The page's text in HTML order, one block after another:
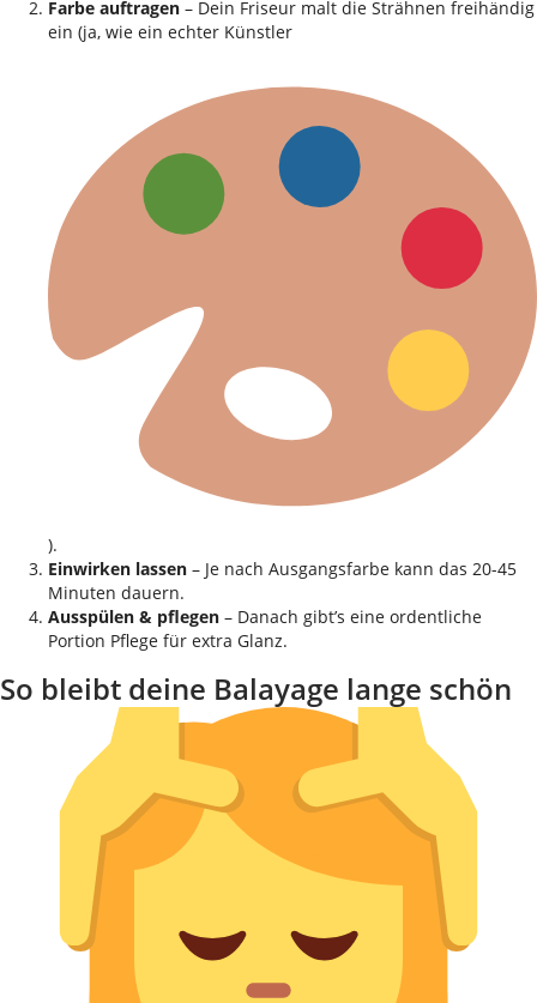
Farbe auftragen – Dein Friseur malt die Strähnen freihändig
ein (ja, wie ein echter Künstler
).
Einwirken lassen – Je nach Ausgangsfarbe kann das 20-45
Minuten dauern.
Ausspülen & pflegen – Danach gibt’s eine ordentliche
Portion Pflege für extra Glanz.
So bleibt deine Balayage lange schön